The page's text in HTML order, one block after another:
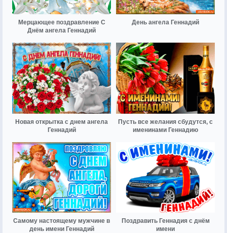
Мерцающее поздравление С
Днём ангела Геннадий
День ангела Геннадий
Новая открытка с днем ангела
Геннадий
Пусть все желания сбудутся, с
именинами Геннадию
Самому настоящему мужчине в
день имени Геннадий
Поздравить Геннадия с днём
имени